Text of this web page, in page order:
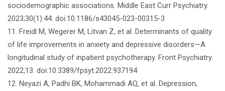
sociodemographic associations. Middle East Curr Psychiatry.
2023;30(1):44. doi:10.1186/s43045-023-00315-3
11. Freidl M, Wegerer M, Litvan Z, et al. Determinants of quality
of life improvements in anxiety and depressive disorders—A
longitudinal study of inpatient psychotherapy. Front Psychiatry.
2022;13. doi:10.3389/fpsyt.2022.937194
12. Neyazi A, Padhi BK, Mohammadi AQ, et al. Depression,